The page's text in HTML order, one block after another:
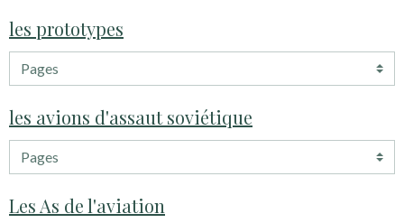
les prototypes
les avions d'assaut soviétique
Les As de l'aviation